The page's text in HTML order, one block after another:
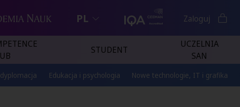
PL Zaloguj
STUDENT
UCZELNIA
SAN
Edukacja i psychologia Nowe technologie, IT i grafika